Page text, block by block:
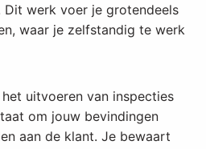
Dit werk voer je grotendeels
waar je zelfstandig te werk
uitvoeren van inspecties
om jouw bevindingen
aan de klant. Je bewaart